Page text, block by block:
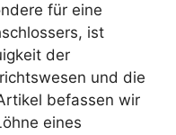
für eine
ist
der
und die
befassen wir
eines